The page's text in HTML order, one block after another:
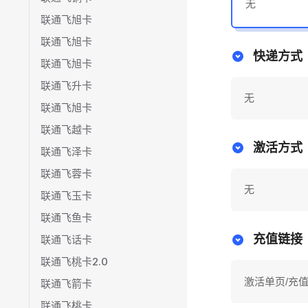
联通飞旭卡
联通飞旭卡
联通飞旭卡
联通飞升卡
联通飞旭卡
联通飞越卡
联通飞泽卡
联通飞蓉卡
联通飞玉卡
联通飞鱼卡
联通飞话卡
联通飞桃卡2.0
联通飞箭卡
无
快递方式
无
激活方式
无
充值链接
激活单页/充